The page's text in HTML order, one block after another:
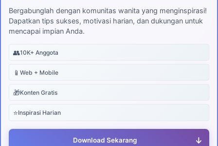
Bergabunglah dengan komunitas wanita yang menginspirasi!
Dapatkan tips sukses, motivasi harian, dan dukungan untuk
mencapai impian Anda.
👥10K+ Anggota
📱 Web + Mobile
🎁Konten Gratis
⭐Inspirasi Harian
Download Sekarang ↓